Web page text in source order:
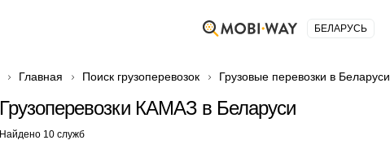
БЕЛАРУСЬ
Главная Поиск грузоперевозок Грузовые перевозки в Беларуси
Грузоперевозки КАМАЗ в Беларуси
Найдено 10 служб